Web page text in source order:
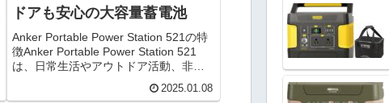
ドアも安心の大容量蓄電池
Anker Portable Power Station 521の特
徴Anker Portable Power Station 521
は、日常生活やアウトドア活動、非常
時に頼れる信頼のポータブル電源で
す。容量は256Wh。スマートフォンな
2025.01.08